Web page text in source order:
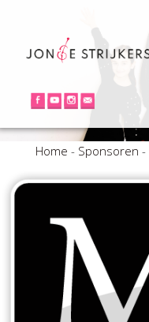
Home - Sponsoren -